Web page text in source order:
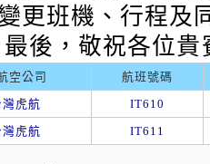
更班機、行程及
後，敬祝各位
空公司
航班號碼
灣虎航
IT610
灣虎航 IT611